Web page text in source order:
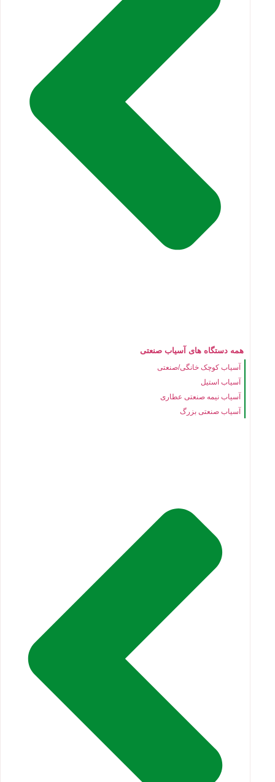
همه دستگاه های آسیاب صنعتی
آسیاب کوچک خانگی/صنعتی
آسیاب استیل
آسیاب نیمه صنعتی عطاری
آسیاب صنعتی بزرگ